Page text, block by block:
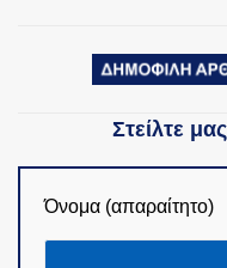
Στείλτε
Όνομα (απαραίτητο)